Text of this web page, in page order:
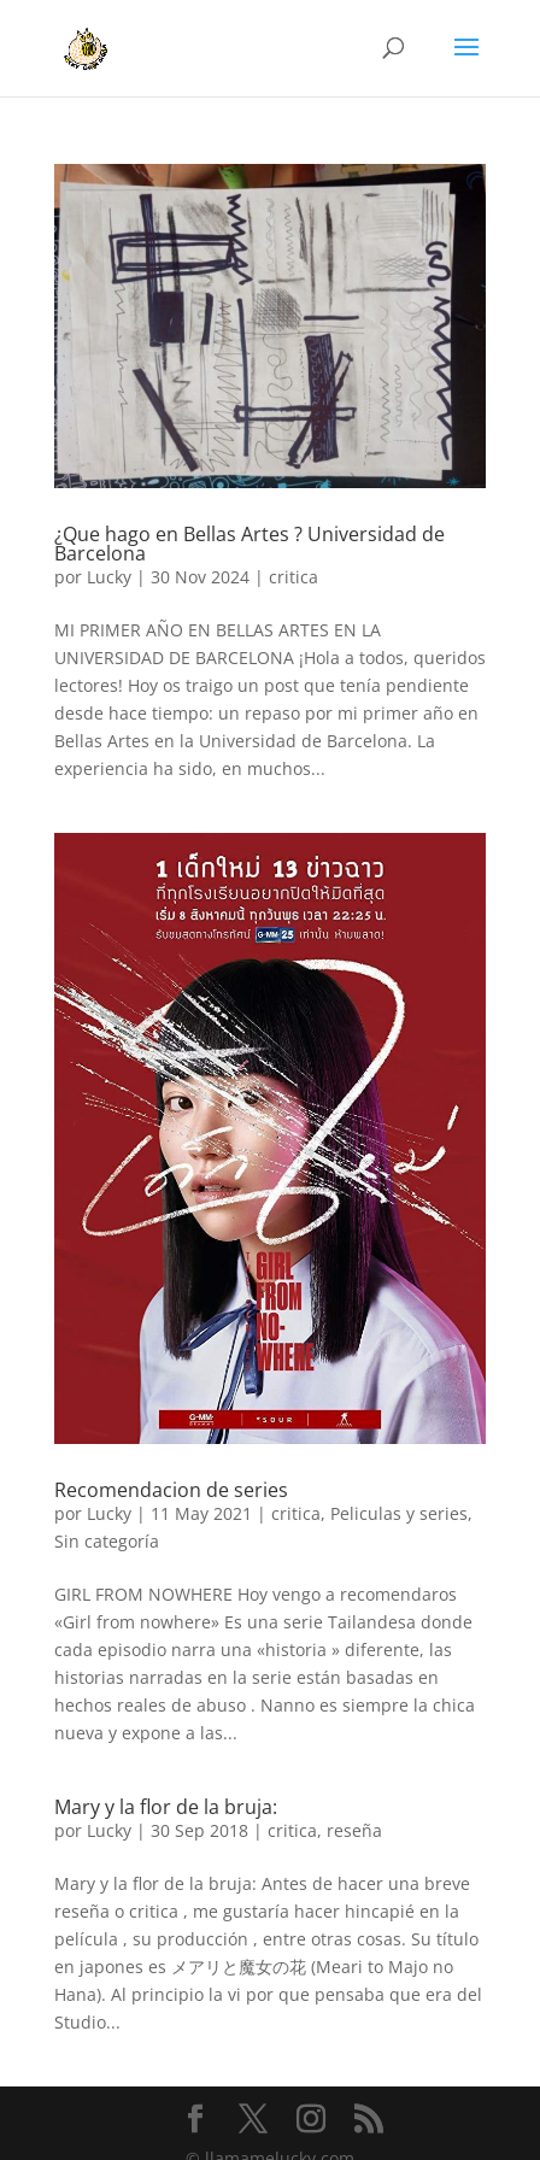
¿Que hago en Bellas Artes ? Universidad de
Barcelona
por Lucky| 30 Nov 2024| critica
MI PRIMER AÑO EN BELLAS ARTES EN LA
UNIVERSIDAD DE BARCELONA ¡Hola a todos, queridos
lectores! Hoy os traigo un post que tenía pendiente
desde hace tiempo: un repaso por mi primer año en
Bellas Artes en la Universidad de Barcelona. La
experiencia ha sido, en muchos...
Recomendacion de series
por Lucky| 11 May 2021 | critica, Peliculas y series,
Sin categoría
GIRL FROM NOWHERE Hoy vengo a recomendaros
«Girl from nowhere» Es una serie Tailandesa donde
cada episodio narra una «historia » diferente, las
historias narradas en la serie están basadas en
hechos reales de abuso . Nanno es siempre la chica
nueva y expone a las...
Mary y la flor de la bruja:
por Lucky| 30 Sep 2018| critica, reseña
Mary y la flor de la bruja: Antes de hacer una breve
reseña o critica , me gustaría hacer hincapié en la
película , su producción , entre otras cosas. Su título
en japones es メアリと魔女の花 (Meari to Majo no
Hana). Al principio la vi por que pensaba que era del
Studio...